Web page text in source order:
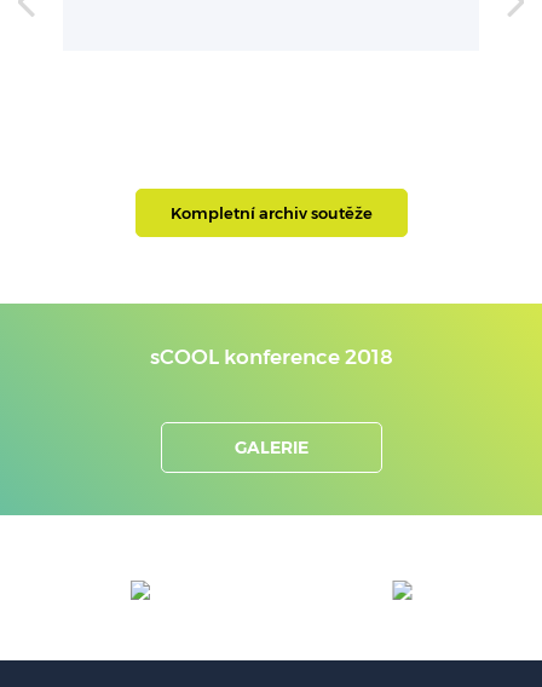
Kompletní archiv soutěže
sCOOL konference 2018
GALERIE